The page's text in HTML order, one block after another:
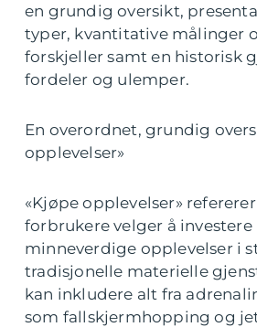
en grundig oversikt,
typer, kvantitative målinger
forskjeller samt en historisk
fordeler og ulemper.
En overordnet, grundig
opplevelser»
«Kjøpe opplevelser»
forbrukere velger å investere
minneverdige opplevelser i
tradisjonelle materielle
kan inkludere alt fra
som fallskjermhopping og